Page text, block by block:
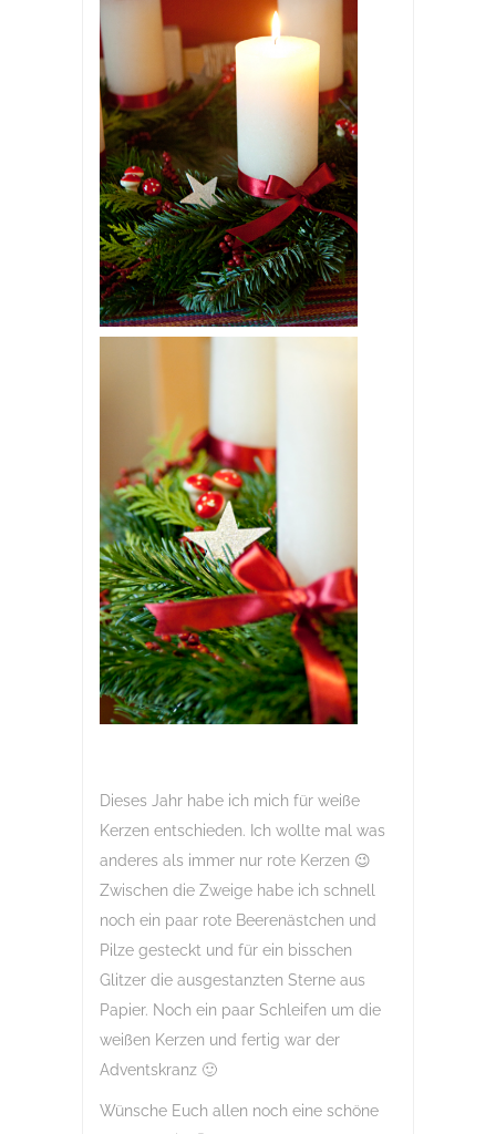
Dieses Jahr habe ich mich für weiße
Kerzen entschieden. Ich wollte mal was
anderes als immer nur rote Kerzen 😉
Zwischen die Zweige habe ich schnell
noch ein paar rote Beerenästchen und
Pilze gesteckt und für ein bisschen
Glitzer die ausgestanzten Sterne aus
Papier. Noch ein paar Schleifen um die
weißen Kerzen und fertig war der
Adventskranz 🙂
Wünsche Euch allen noch eine schöne